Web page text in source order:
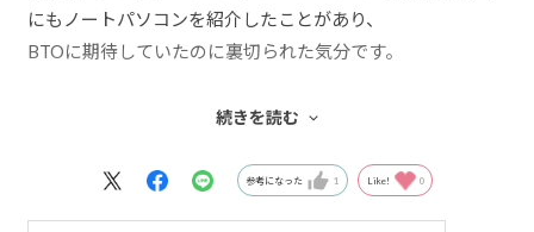
にもノートパソコンを紹介したことがあり、
BTOに期待していたのに裏切られた気分です。
１）電源ボタンのLEDが点滅しているのはどうしてか、問
「電源ボタンを短く押しした場合にスリープへ動作する可
続きを読む
参考になった 1 Like! 0